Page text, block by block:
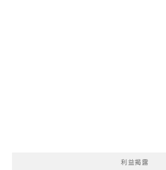
利益揭露